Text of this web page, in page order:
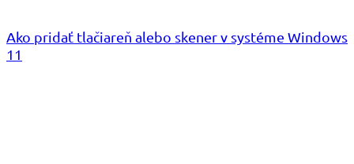
Ako pridať tlačiareň alebo skener v systéme Windows
11